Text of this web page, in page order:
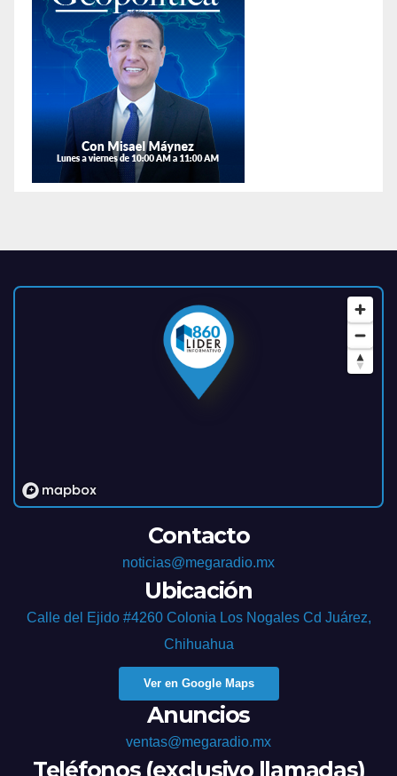
Contacto
noticias@megaradio.mx
Ubicación
Calle del Ejido #4260 Colonia Los Nogales Cd Juárez,
Chihuahua
Ver en Google Maps
Anuncios
ventas@megaradio.mx
Teléfonos (exclusivo llamadas)